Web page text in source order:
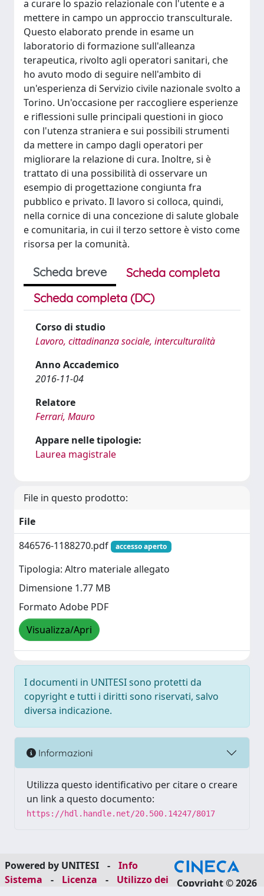
a curare lo spazio relazionale con l'utente e a
mettere in campo un approccio transculturale.
Questo elaborato prende in esame un
laboratorio di formazione sull'alleanza
terapeutica, rivolto agli operatori sanitari, che
ho avuto modo di seguire nell'ambito di
un'esperienza di Servizio civile nazionale svolto a
Torino. Un'occasione per raccogliere esperienze
e riflessioni sulle principali questioni in gioco
con l'utenza straniera e sui possibili strumenti
da mettere in campo dagli operatori per
migliorare la relazione di cura. Inoltre, si è
trattato di una possibilità di osservare un
esempio di progettazione congiunta fra
pubblico e privato. Il lavoro si colloca, quindi,
nella cornice di una concezione di salute globale
e comunitaria, in cui il terzo settore è visto come
risorsa per la comunità.
Scheda breve
Scheda completa
Scheda completa (DC)
Corso di studio
Lavoro, cittadinanza sociale, interculturalità
Anno Accademico
2016-11-04
Relatore
Ferrari, Mauro
Appare nelle tipologie:
Laurea magistrale
File in questo prodotto:
File
846576-1188270.pdf
accesso aperto
Tipologia: Altro materiale allegato
Dimensione 1.77 MB
Formato Adobe PDF
Visualizza/Apri
I documenti in UNITESI sono protetti da
copyright e tutti i diritti sono riservati, salvo
diversa indicazione.
Informazioni
Utilizza questo identificativo per citare o creare
un link a questo documento:
https://hdl.handle.net/20.500.14247/8017
Powered by UNITESI -
Info
Sistema
- Licenza -
Utilizzo dei
Copyright © 2026